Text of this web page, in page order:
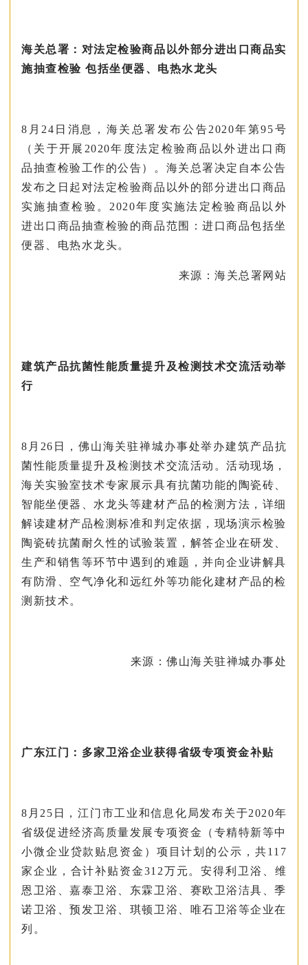
海关总署：对法定检验商品以外部分进出口商品实
施抽查检验 包括坐便器、电热水龙头
8月24日消息，海关总署发布公告2020年第95号
（关于开展2020年度法定检验商品以外进出口商
品抽查检验工作的公告）。海关总署决定自本公告
发布之日起对法定检验商品以外的部分进出口商品
实施抽查检验。2020年度实施法定检验商品以外
进出口商品抽查检验的商品范围：进口商品包括坐
便器、电热水龙头。
来源：海关总署网站
建筑产品抗菌性能质量提升及检测技术交流活动举
行
8月26日，佛山海关驻禅城办事处举办建筑产品抗
菌性能质量提升及检测技术交流活动。活动现场，
海关实验室技术专家展示具有抗菌功能的陶瓷砖、
智能坐便器、水龙头等建材产品的检测方法，详细
解读建材产品检测标准和判定依据，现场演示检验
陶瓷砖抗菌耐久性的试验装置，解答企业在研发、
生产和销售等环节中遇到的难题，并向企业讲解具
有防滑、空气净化和远红外等功能化建材产品的检
测新技术。
来源：佛山海关驻禅城办事处
广东江门：多家卫浴企业获得省级专项资金补贴
8月25日，江门市工业和信息化局发布关于2020年
省级促进经济高质量发展专项资金（专精特新等中
小微企业贷款贴息资金）项目计划的公示，共117
家企业，合计补贴资金312万元。安得利卫浴、维
恩卫浴、嘉泰卫浴、东霖卫浴、赛欧卫浴洁具、季
诺卫浴、预发卫浴、琪顿卫浴、唯石卫浴等企业在
列。